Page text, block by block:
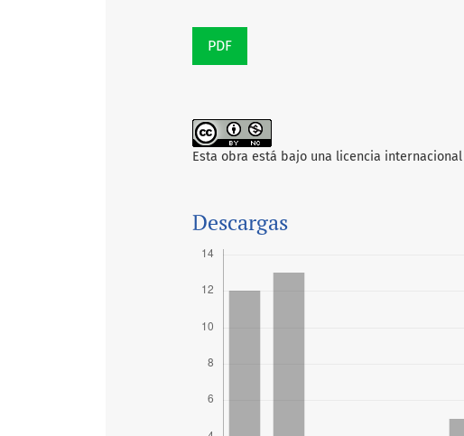
PDF
Esta obra está bajo una licencia internacional
Descargas